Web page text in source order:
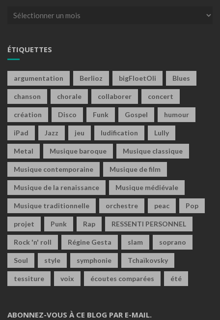
Archives
ÉTIQUETTES
argumentation Berlioz bigFloetOli Blues
chanson chorale collaborer concert
création Disco Funk Gospel humour
iPad Jazz jeu ludification Lully
Metal Musique baroque Musique classique
Musique contemporaine Musique de film
Musique de la renaissance Musique médiévale
Musique traditionnelle orchestre peac Pop
projet Punk Rap RESSENTI PERSONNEL
Rock 'n' roll Régine Gesta slam soprano
Soul style symphonie Tchaïkovsky
tessiture voix écoutes comparées été
ABONNEZ-VOUS À CE BLOG PAR E-MAIL.